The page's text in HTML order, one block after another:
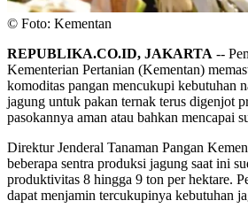
© Foto: Kementan
REPUBLIKA.CO.ID, JAKARTA --
Kementerian Pertanian (Kementan)
komoditas pangan mencukupi kebutuhan
jagung untuk pakan ternak terus digenjot
pasokannya aman atau bahkan mencapai
Direktur Jenderal Tanaman Pangan
beberapa sentra produksi jagung saat ini
produktivitas 8 hingga 9 ton per hektare.
dapat menjamin tercukupinya kebutuhan